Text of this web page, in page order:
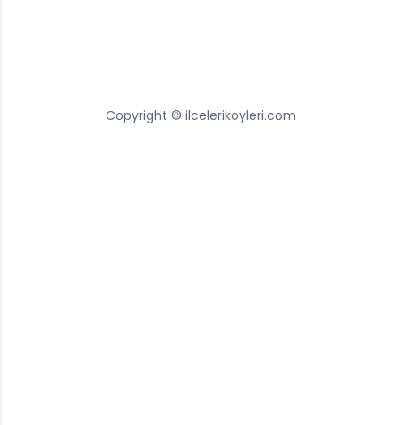
Copyright © ilcelerikoyleri.com